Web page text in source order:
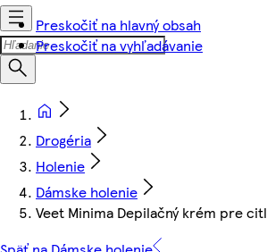
Preskočiť na hlavný obsah
Preskočiť na vyhľadávanie
Drogéria
Holenie
Dámske holenie
Veet Minima Depilačný krém pre